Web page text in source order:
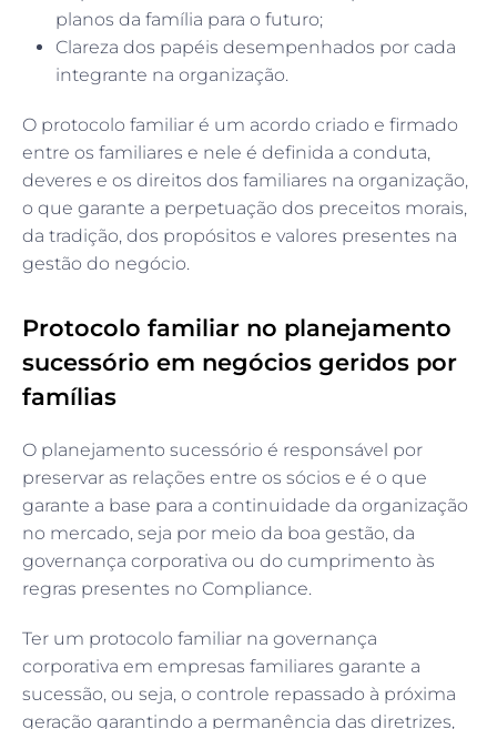
planos da família para o futuro;
Clareza dos papéis desempenhados por cada
integrante na organização.
O protocolo familiar é um acordo criado e firmado
entre os familiares e nele é definida a conduta,
deveres e os direitos dos familiares na organização,
o que garante a perpetuação dos preceitos morais,
da tradição, dos propósitos e valores presentes na
gestão do negócio.
Protocolo familiar no planejamento
sucessório em negócios geridos por
famílias
O planejamento sucessório é responsável por
preservar as relações entre os sócios e é o que
garante a base para a continuidade da organização
no mercado, seja por meio da boa gestão, da
governança corporativa ou do cumprimento às
regras presentes no Compliance.
Ter um protocolo familiar na governança
corporativa em empresas familiares garante a
sucessão, ou seja, o controle repassado à próxima
geração garantindo a permanência das diretrizes,